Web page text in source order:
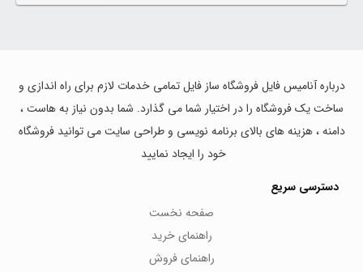
درباره آنامیس فایل فروشگاه ساز فایل تمامی خدمات لازم برای راه اندازی و
ساخت یک فروشگاه را در اختیار شما می گذارد. شما بدون نیاز به هاست ،
دامنه ، هزینه های بالای برنامه نویسی و طراحی سایت می توانید فروشگاه
خود را ایجاد نمایید
دسترسی سریع
صفحه نخست
راهنمای خرید
راهنمای فروش